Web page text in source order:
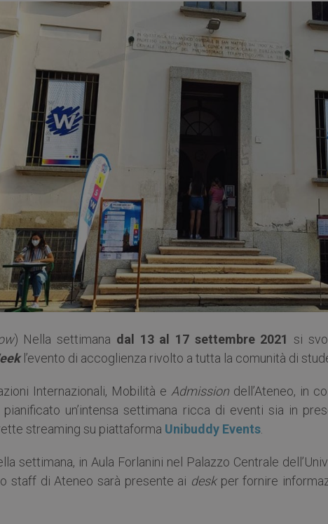
) Nella settimana dal 13 al 17 settembre 2021 si
l’evento di accoglienza rivolto a tutta la comunità di
Internazionali, Mobilità e Admission dell’Ateneo, in
pianificato un’intensa settimana ricca di eventi sia in
streaming su piattaforma Unibuddy Events
settimana, in Aula Forlanini nel Palazzo Centrale
staff di Ateneo sarà presente ai deskper fornire